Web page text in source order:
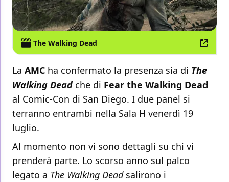
The Walking Dead
La AMC ha confermato la presenza sia di The
Walking Dead che di Fear the Walking Dead
al Comic-Con di San Diego. I due panel si
terranno entrambi nella Sala H venerdì 19
luglio.
Al momento non vi sono dettagli su chi vi
prenderà parte. Lo scorso anno sul palco
legato a The Walking Deadsalirono i